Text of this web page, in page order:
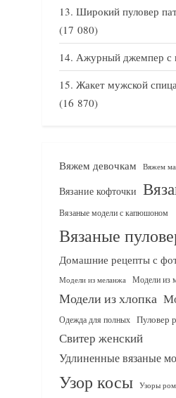
Широкий пуловер
(17 080)
Ажурный джемпер с
Жакет мужской
(16 870)
Вяжем девочкам Вяжем
Вязание кофточки
Вязаные модели с капюшоном
Вязаные
Домашние рецепты с
Модели из меланжа Модели из
Модели из хлопка
Одежда для полных Пуловер
Свитер женский
Удлиненные вязаные
Узор косы Узоры